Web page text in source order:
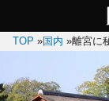
TOP »国内 »離宮に